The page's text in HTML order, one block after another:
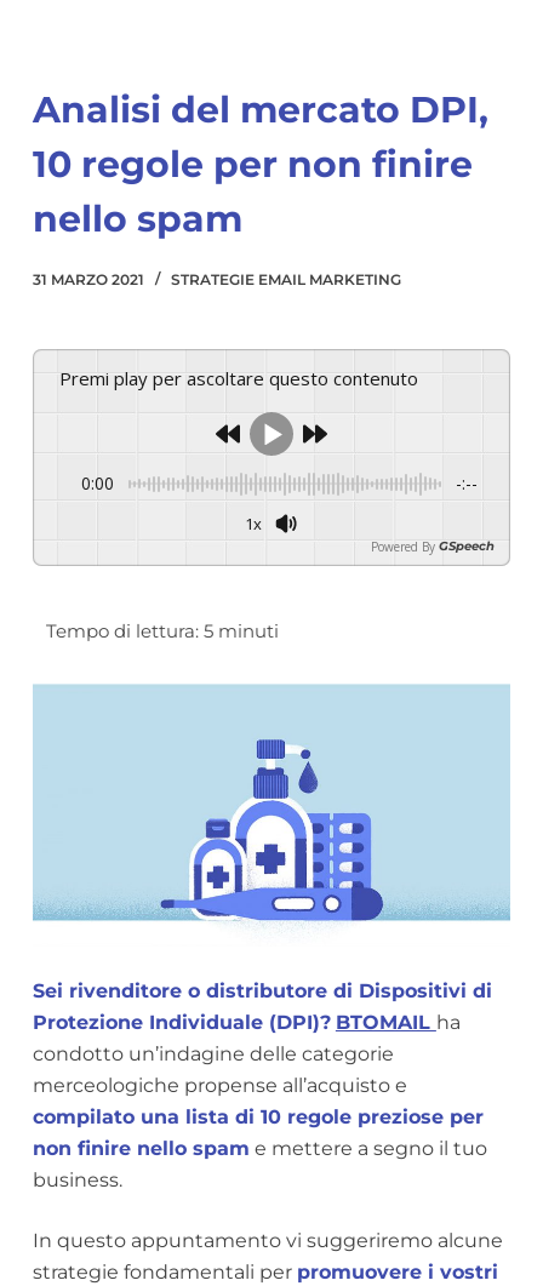
Analisi del mercato DPI,
10 regole per non finire
nello spam
31 MARZO 2021 STRATEGIE EMAIL MARKETING
Premi play per ascoltare questo contenuto
0:00 -:--
1x
Powered By GSpeech
Sei rivenditore o distributore di Dispositivi di
Protezione Individuale (DPI)? BTOMAIL ha
condotto un’indagine delle categorie
merceologiche propense all’acquisto e
compilato una lista di 10 regole preziose per
non finire nello spam e mettere a segno il tuo
business.
In questo appuntamento vi suggeriremo alcune
strategie fondamentali per promuovere i vostri